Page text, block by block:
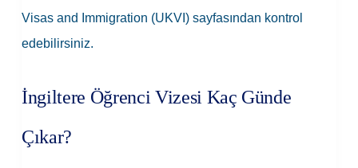
Visas and Immigration (UKVI) sayfasından kontrol
edebilirsiniz.
İngiltere Öğrenci Vizesi Kaç Günde
Çıkar?